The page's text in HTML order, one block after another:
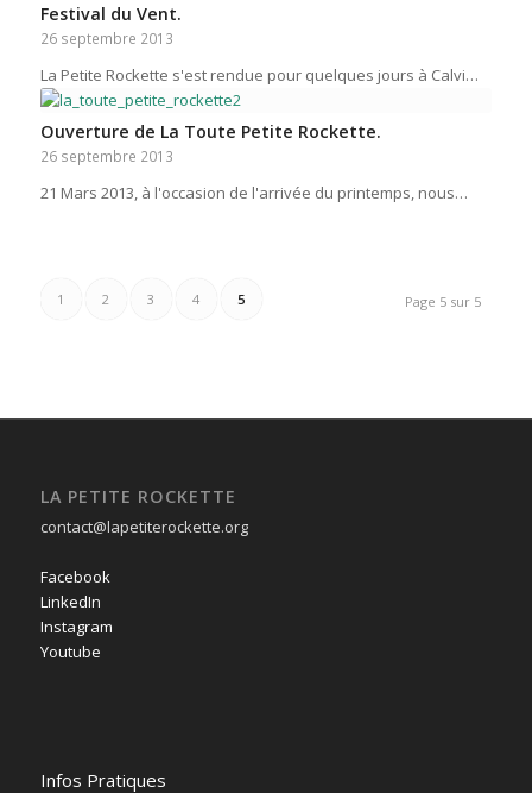
Festival du Vent.
26 septembre 2013
La Petite Rockette s'est rendue pour quelques jours à Calvi…
Ouverture de La Toute Petite Rockette.
26 septembre 2013
21 Mars 2013, à l'occasion de l'arrivée du printemps, nous…
Page 5 sur 5
1 2 3 4 5
LA PETITE ROCKETTE
contact@lapetiterockette.org
Facebook
LinkedIn
Instagram
Youtube
Infos Pratiques